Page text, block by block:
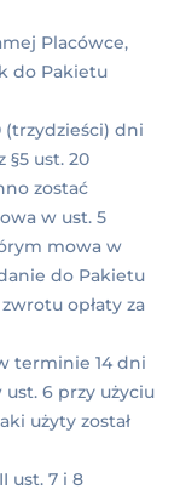
Placówce,
do Pakietu
(trzydzieści) dni
ust. 20
zostać
w ust. 5
mowa w
do Pakietu
opłaty za
terminie 14 dni
6 przy użyciu
użyty został
ust. 7 i 8